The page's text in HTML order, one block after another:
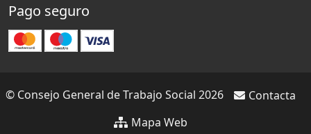
Pago seguro
© Consejo General de Trabajo Social 2026
Contacta
Mapa Web